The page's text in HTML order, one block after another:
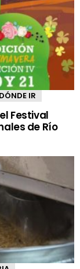
DÓNDE IR
Festival
de Río